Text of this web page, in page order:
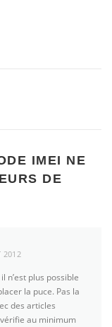
IMEI NE
DE
2012
n’est plus possible
la puce. Pas la
des articles
au minimum